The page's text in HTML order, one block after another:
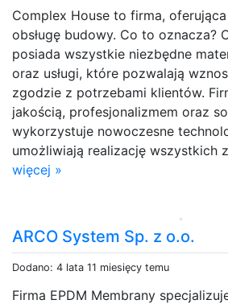
Complex House to firma,
obsługę budowy. Co to oznacza?
posiada wszystkie niezbędne
oraz usługi, które pozwalają
zgodzie z potrzebami klientów.
jakością, profesjonalizmem oraz
wykorzystuje nowoczesne
umożliwiają realizację wszystkich
więcej »
ARCO System Sp. z o.o.
Dodano: 4 lata 11 miesięcy temu
Firma EPDM Membrany